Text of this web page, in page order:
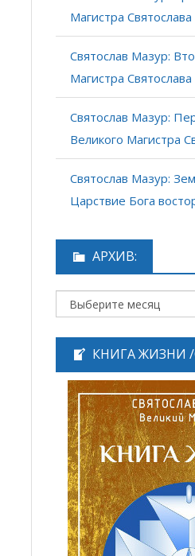
Магистра
Святослав Мазур:
Магистра
Святослав Мазур:
Великого Магистра
Святослав Мазур:
Царствие Бога
АРХИВ:
КНИГА ЖИЗНИ